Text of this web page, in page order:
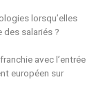
lorsqu’elles
des salariés ?
avec l’entrée
européen sur